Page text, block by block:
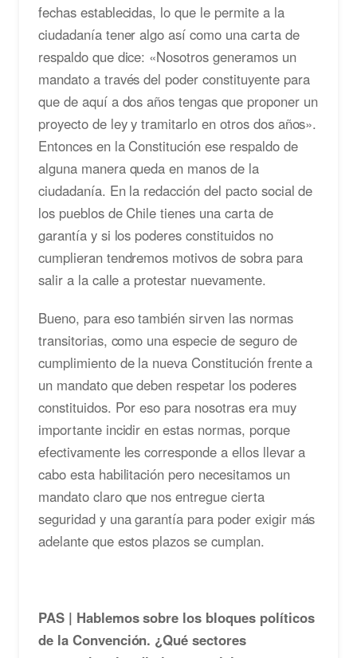
fechas establecidas, lo que le permite a la
ciudadanía tener algo así como una carta de
respaldo que dice: «Nosotros generamos un
mandato a través del poder constituyente para
que de aquí a dos años tengas que proponer un
proyecto de ley y tramitarlo en otros dos años».
Entonces en la Constitución ese respaldo de
alguna manera queda en manos de la
ciudadanía. En la redacción del pacto social de
los pueblos de Chile tienes una carta de
garantía y si los poderes constituidos no
cumplieran tendremos motivos de sobra para
salir a la calle a protestar nuevamente.
Bueno, para eso también sirven las normas
transitorias, como una especie de seguro de
cumplimiento de la nueva Constitución frente a
un mandato que deben respetar los poderes
constituidos. Por eso para nosotras era muy
importante incidir en estas normas, porque
efectivamente les corresponde a ellos llevar a
cabo esta habilitación pero necesitamos un
mandato claro que nos entregue cierta
seguridad y una garantía para poder exigir más
adelante que estos plazos se cumplan.
PAS | Hablemos sobre los bloques políticos
de la Convención. ¿Qué sectores